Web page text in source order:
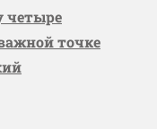
четыре
точке